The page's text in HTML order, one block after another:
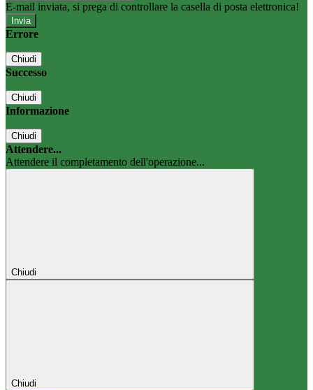
E-mail inviata, si prega di controllare la casella di posta elettronica!
Errore
Chiudi
Successo
Chiudi
Informazione
Chiudi
Attendere...
Attendere il completamento dell'operazione...
Chiudi
Chiudi